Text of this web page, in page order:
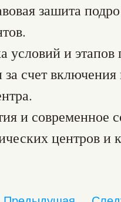
зашита
условий и
счет
и современное
центров и